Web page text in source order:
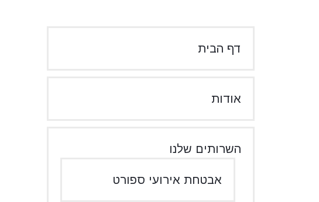
דף הבית
אודות
השרותים שלנו
אבטחת אירועי ספורט